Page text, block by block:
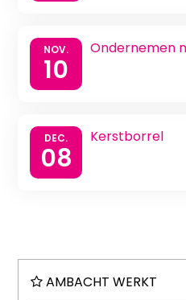
NOV.
10
Ondernemen
DEC.
08
Kerstborrel
AMBACHT WERKT